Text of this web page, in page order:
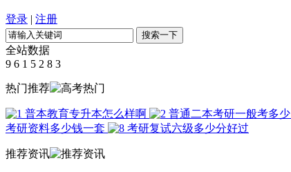
登录 | 注册
全站数据
9 6 1 5 2 8 3
热门推荐
普本教育专升本怎么样啊 普通二本考研一般考多少
考研资料多少钱一套
考研复试六级多少分好过
推荐资讯